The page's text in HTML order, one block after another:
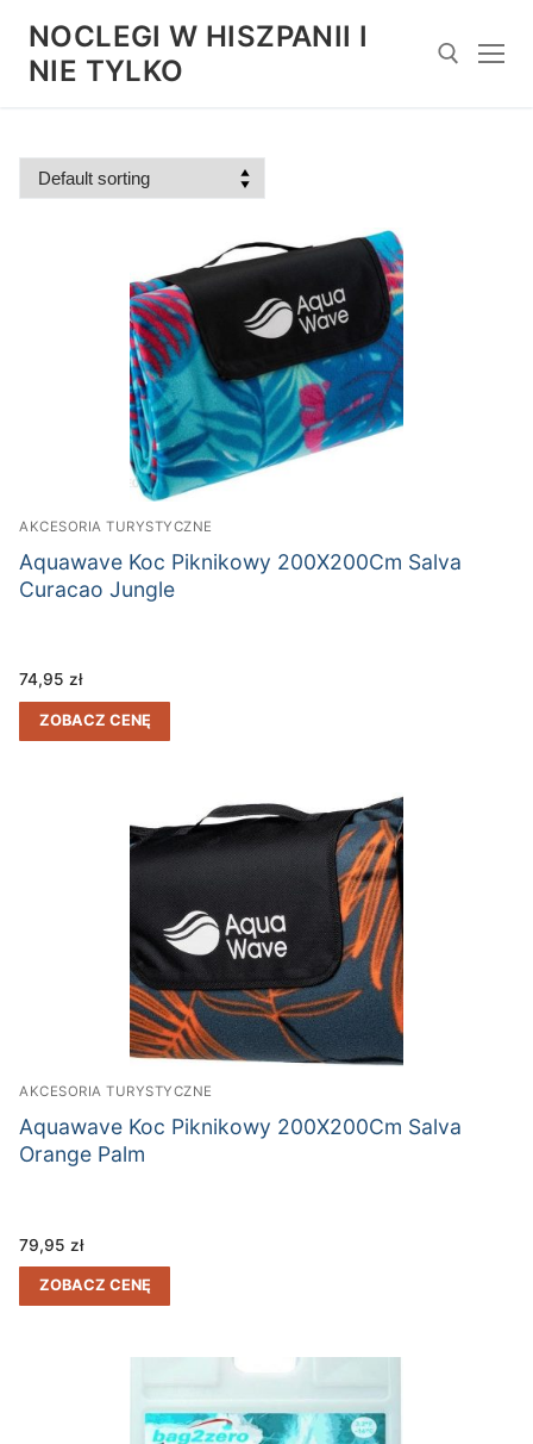
treści
NOCLEGI W HISZPANII I
NIE TYLKO
Szukaj:
AKCESORIA TURYSTYCZNE
Aquawave Koc Piknikowy 200X200Cm Salva
Curacao Jungle
74,95 zł
ZOBACZ CENĘ
AKCESORIA TURYSTYCZNE
Aquawave Koc Piknikowy 200X200Cm Salva
Orange Palm
79,95 zł
ZOBACZ CENĘ